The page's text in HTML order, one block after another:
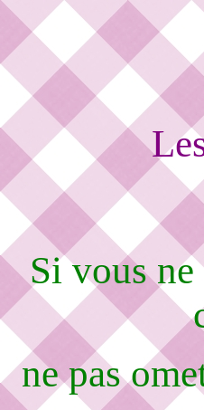
Si vous
ne pas